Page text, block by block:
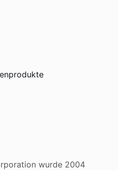
wurde 2004